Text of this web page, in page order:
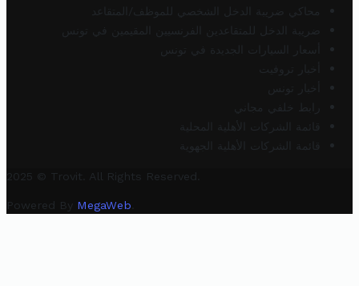
محاكي ضريبة الدخل الشخصي للموظف/المتقاعد
ضريبة الدخل للمتقاعدين الفرنسيين المقيمين في تونس
أسعار السيارات الجديدة في تونس
أخبار تروفيت
أخبار تونس
رابط خلفي مجاني
قائمة الشركات الأهلية المحلية
قائمة الشركات الأهلية الجهوية
2025 © Trovit. All Rights Reserved.
Powered By MegaWeb